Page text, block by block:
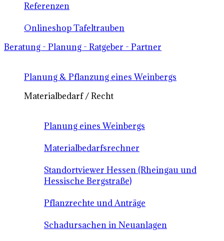
Referenzen
Onlineshop Tafeltrauben
Beratung - Planung - Ratgeber - Partner
Planung & Pflanzung eines Weinbergs
Materialbedarf / Recht
Planung eines Weinbergs
Materialbedarfsrechner
Standortviewer Hessen (Rheingau und
Hessische Bergstraße)
Pflanzrechte und Anträge
Schadursachen in Neuanlagen